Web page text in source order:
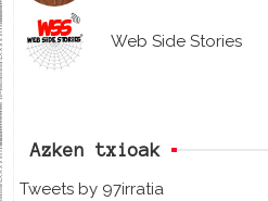
Web Side Stories
Azken txioak
Tweets by 97irratia